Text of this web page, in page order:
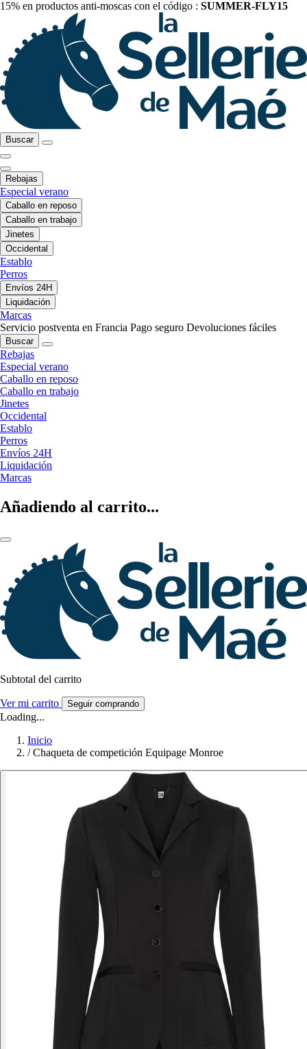
15% en productos anti-moscas con el código : SUMMER-FLY15
Buscar
Rebajas
Especial verano
Caballo en reposo
Caballo en trabajo
Jinetes
Occidental
Establo
Perros
Envíos 24H
Liquidación
Marcas
Servicio postventa en Francia Pago seguro Devoluciones fáciles
Buscar
Rebajas
Especial verano
Caballo en reposo
Caballo en trabajo
Jinetes
Occidental
Establo
Perros
Envíos 24H
Liquidación
Marcas
Añadiendo al carrito...
Subtotal del carrito
Ver mi carrito Seguir comprando
Loading...
Inicio
/ Chaqueta de competición Equipage Monroe